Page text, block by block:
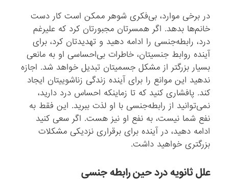
در برخی موارد، بی‌فکری شوهر ممکن است کار دست
خانم‌ها بدهد. اگر همسرتان مجبورتان کرد که علیرغم
درد، رابطه‌جنسی را ادامه دهید و تهدیدتان کرد، برای
آینده روابط جنسیتان، خاطرات بی‌احساسی او به مانعی
بسیار بزرگتر از مشکل جسمیتان تبدیل خواهد شد. اجازه
ندهید این موانع را برای آینده زندگی زناشوییتان ایجاد
کند. پافشاری کنید که تا زماینکه احساس درد دارید،
نمی‌توانید از رابطه‌جنسی با او لذت ببرید. این فقط به
نفع شما نیست، به نفع او نیز هست. اگر سعی کنید
ادامه دهید، در آینده برای برقراری نزدیکی مشکلات
بزرگتری خواهید داشت.
علل ثانویه درد حین رابطه‌ جنسی